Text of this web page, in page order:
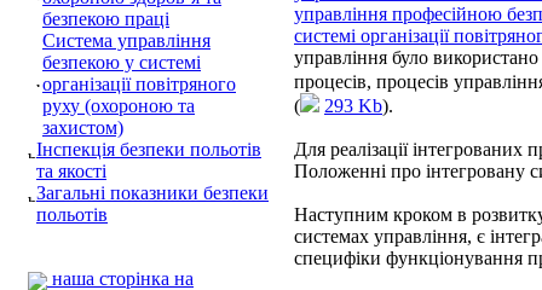
безпекою праці
Система управління
безпекою у системі
організації повітряного
руху (охороною та
захистом)
Інспекція безпеки польотів
та якості
Загальні показники безпеки
польотів
наша сторінка на
управління професійною
системі організації
управління було
процесів, процесів
(
293 Kb).
Для реалізації інтегрованих
Положенні про інтегровану
Наступним кроком в
системах управління, є
специфіки функціонування